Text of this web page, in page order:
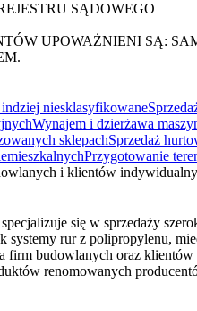
SĄDOWEGO
UPOWAŻNIENI SĄ:
indziej niesklasyfikowane
Wynajem i dzierżawa
sklepachSprzedaż
Przygotowanie
i klientów
się w sprzedaży
rur z polipropylenu,
firm budowlanych oraz
renomowanych